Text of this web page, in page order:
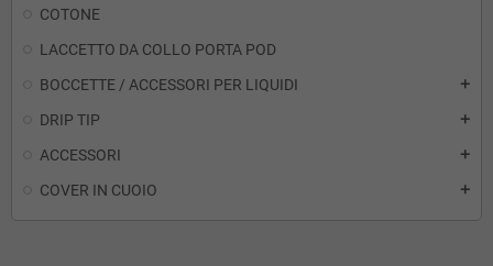
COTONE
LACCETTO DA COLLO PORTA POD
BOCCETTE / ACCESSORI PER LIQUIDI
add
DRIP TIP add
ACCESSORI add
COVER IN CUOIO add